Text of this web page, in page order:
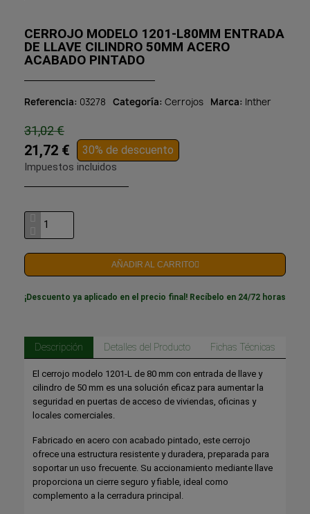
CERROJO MODELO 1201-L80MM ENTRADA
DE LLAVE CILINDRO 50MM ACERO
ACABADO PINTADO
Referencia 03278 Categoría Cerrojos Marca Inther
31,02 €
21,72 € 30% de descuento
Impuestos incluidos
AÑADIR AL CARRITO
¡Descuento ya aplicado en el precio final! Recíbelo en 24/72 horas
Descripción Detalles del Producto Fichas Técnicas
El cerrojo modelo 1201-L de 80 mm con entrada de llave y
cilindro de 50 mm es una solución eficaz para aumentar la
seguridad en puertas de acceso de viviendas, oficinas y
locales comerciales.
Fabricado en acero con acabado pintado, este cerrojo
ofrece una estructura resistente y duradera, preparada para
soportar un uso frecuente. Su accionamiento mediante llave
proporciona un cierre seguro y fiable, ideal como
complemento a la cerradura principal.